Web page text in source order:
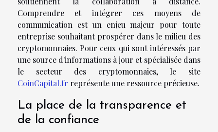
Comprendre et intégrer ces moyens de
communication est un enjeu majeur pour toute
entreprise souhaitant prospérer dans le milieu des
cryptomonnaies. Pour ceux qui sont intéressés par
une source d'informations à jour et spécialisée dans
le secteur des cryptomonnaies, le site
CoinCapital.fr représente une ressource précieuse.
La place de la transparence et
de la confiance